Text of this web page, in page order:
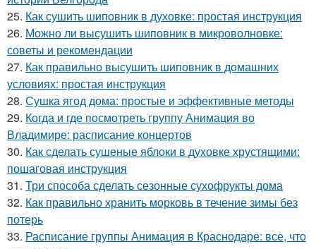
25. Как сушить шиповник в духовке: простая инструкция
26. Можно ли высушить шиповник в микроволновке:
советы и рекомендации
27. Как правильно высушить шиповник в домашних
условиях: простая инструкция
28. Сушка ягод дома: простые и эффективные методы
29. Когда и где посмотреть группу Анимация во
Владимире: расписание концертов
30. Как сделать сушеные яблоки в духовке хрустящими:
пошаговая инструкция
31. Три способа сделать сезонные сухофрукты дома
32. Как правильно хранить морковь в течение зимы без
потерь
33. Расписание группы Анимация в Краснодаре: все, что